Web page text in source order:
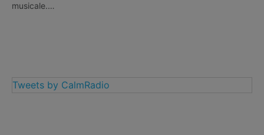
musicale.…
Tweets by CalmRadio